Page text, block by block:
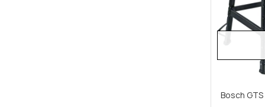
Bosch